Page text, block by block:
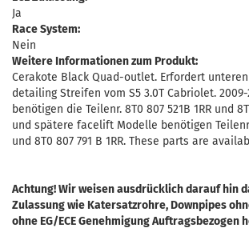
Ja
Race System:
Nein
Weitere Informationen zum Produkt:
Cerakote Black Quad-outlet. Erfordert
detailing Streifen vom S5 3.0T Cabriolet.
benötigen die Teilenr. 8T0 807 521B 1RR und
und spätere facelift Modelle benötigen Teilenr.
und 8T0 807 791 B 1RR. These parts are
Achtung! Wir weisen ausdrücklich darauf hin
Zulassung wie Katersatzrohre, Downpipes
ohne EG/ECE Genehmigung Auftragsbezogen